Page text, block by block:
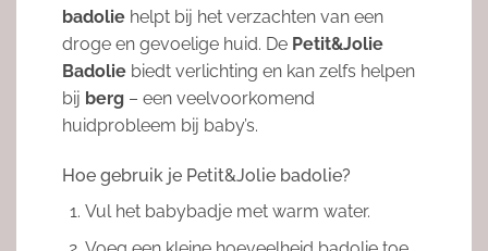
badoliehelpt bij het verzachten van een
droge en gevoelige huid. De Petit&Jolie
Badoliebiedt verlichting en kan zelfs helpen
bij berg– een veelvoorkomend
huidprobleem bij baby’s.
Hoe gebruik je Petit&Jolie badolie?
Vul het babybadje met warm water.